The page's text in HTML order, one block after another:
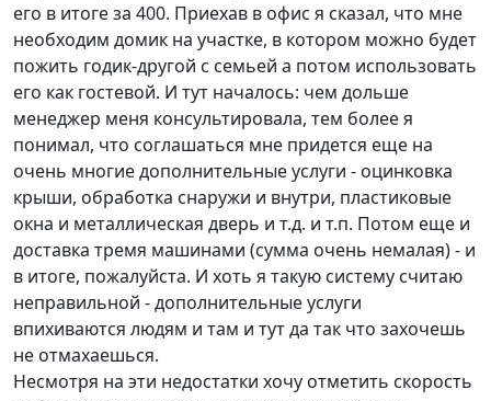
его в итоге за 400. Приехав в офис я сказал, что мне
необходим домик на участке, в котором можно будет
пожить годик-другой с семьей а потом использовать
его как гостевой. И тут началось: чем дольше
менеджер меня консультировала, тем более я
понимал, что соглашаться мне придется еще на
очень многие дополнительные услуги - оцинковка
крыши, обработка снаружи и внутри, пластиковые
окна и металлическая дверь и т.д. и т.п. Потом еще и
доставка тремя машинами (сумма очень немалая) - и
в итоге, пожалуйста. И хоть я такую систему считаю
неправильной - дополнительные услуги
впихиваются людям и там и тут да так что захочешь
не отмахаешься.
Несмотря на эти недостатки хочу отметить скорость